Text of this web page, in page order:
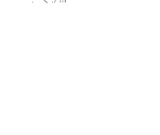
γγ_´ -‐丶/ /
{ !i丶-‐ ￣ |＼
ヾi ! ( ＼ .|
丶!_ -‐＼＼
＼＼＼ ＼
＼＼＼ ＼/
_＼-_‐=
| γ´, -‐
| {γ
ヾ i